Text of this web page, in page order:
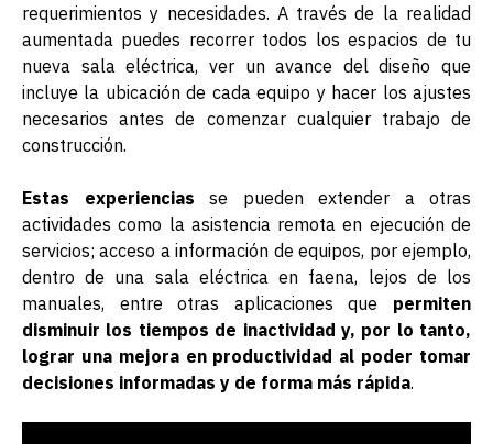
requerimientos y necesidades. A través de la realidad
aumentada puedes recorrer todos los espacios de tu
nueva sala eléctrica, ver un avance del diseño que
incluye la ubicación de cada equipo y hacer los ajustes
necesarios antes de comenzar cualquier trabajo de
construcción.
Estas experiencias se pueden extender a otras
actividades como la asistencia remota en ejecución de
servicios; acceso a información de equipos, por ejemplo,
dentro de una sala eléctrica en faena, lejos de los
manuales, entre otras aplicaciones que permiten
disminuir los tiempos de inactividad y, por lo tanto,
lograr una mejora en productividad al poder tomar
decisiones informadas y de forma más rápida.